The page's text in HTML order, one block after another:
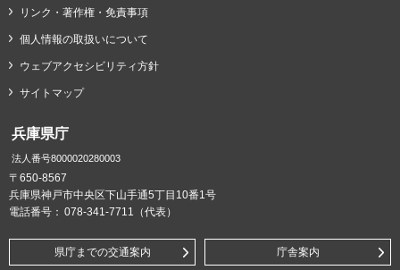
リンク・著作権・免責事項
個人情報の取扱いについて
ウェブアクセシビリティ方針
サイトマップ
兵庫県庁
法人番号8000020280003
〒650-8567
兵庫県神戸市中央区下山手通5丁目10番1号
電話番号： 078-341-7711（代表）
県庁までの交通案内 庁舎案内